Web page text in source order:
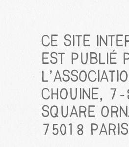
Ce site
est publié
Chouine, 7­-
square
75018